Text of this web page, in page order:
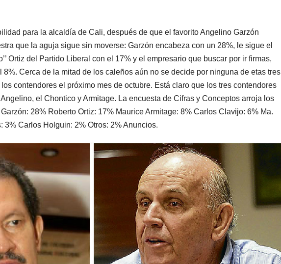
para la alcaldía de Cali, después de que el favorito Angelino Garzón
que la aguja sigue sin moverse: Garzón encabeza con un 28%, le sigue el
Ortiz del Partido Liberal con el 17% y el empresario que buscar por ir firmas,
8%. Cerca de la mitad de los caleños aún no se decide por ninguna de etas tres
contendores el próximo mes de octubre. Está claro que los tres contendores
el Chontico y Armitage. La encuesta de Cifras y Conceptos arroja los
28% Roberto Ortiz: 17% Maurice Armitage: 8% Carlos Clavijo: 6% Ma.
3% Carlos Holguin: 2% Otros: 2% Anuncios.